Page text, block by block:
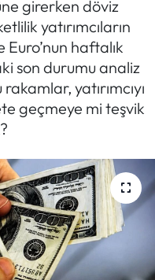
girerken döviz
yatırımcıların
haftalık
son durumu analiz
yatırımcıyı
geçmeye mi teşvik